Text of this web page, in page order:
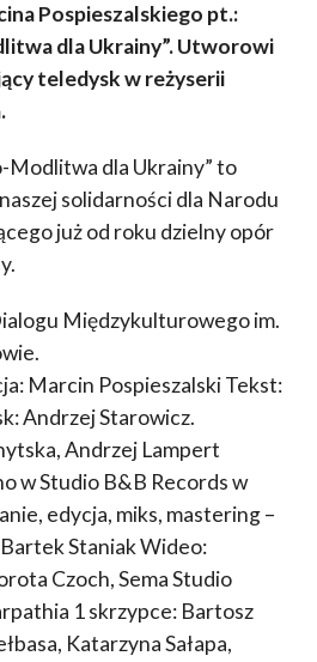
Pospieszalskiego pt.:
dla Ukrainy”. Utworowi
teledysk w reżyserii
dla Ukrainy” to
solidarności dla Narodu
już od roku dzielny opór
Międzykulturowego im.
Marcin Pospieszalski Tekst:
Andrzej Starowicz.
Andrzej Lampert
w Studio B&B Records w
edycja, miks, mastering –
Staniak Wideo:
Czoch, Sema Studio
1 skrzypce: Bartosz
Katarzyna Sałapa,